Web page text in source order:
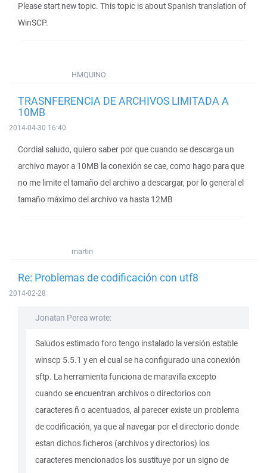
Please start new topic. This topic is about Spanish translation of
WinSCP.
HMQUINO
TRASNFERENCIA DE ARCHIVOS LIMITADA A
10MB
2014-04-30 16:40
Cordial saludo, quiero saber por que cuando se descarga un
archivo mayor a 10MB la conexión se cae, como hago para que
no me limite el tamaño del archivo a descargar, por lo general el
tamaño máximo del archivo va hasta 12MB
martin
Re: Problemas de codificación con utf8
2014-02-28
Jonatan Perea wrote:
Saludos estimado foro tengo instalado la versión estable
winscp 5.5.1 y en el cual se ha configurado una conexión
sftp. La herramienta funciona de maravilla excepto
cuando se encuentran archivos o directorios con
caracteres ñ o acentuados, al parecer existe un problema
de codificación, ya que al navegar por el directorio donde
estan dichos ficheros (archivos y directorios) los
caracteres mencionados los sustituye por un signo de